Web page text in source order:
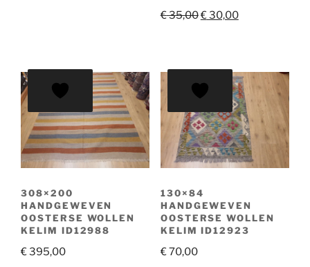
€35,00Oorspronkelijke
€30,00Huidige
308×200
HANDGEWEVEN
OOSTERSE WOLLEN
KELIM ID12988
€395,00
130×84
HANDGEWEVEN
OOSTERSE WOLLEN
KELIM ID12923
€70,00